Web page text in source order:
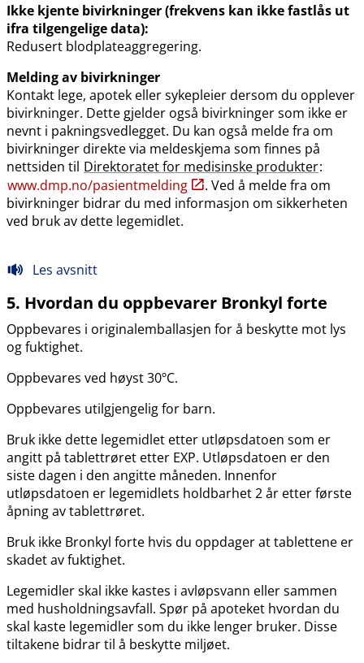
Ikke kjente bivirkninger (frekvens kan ikke fastlås ut
ifra tilgengelige data):
Redusert blodplateaggregering.
Melding av bivirkninger
Kontakt lege, apotek eller sykepleier dersom du opplever
bivirkninger. Dette gjelder også bivirkninger som ikke er
nevnt i pakningsvedlegget. Du kan også melde fra om
bivirkninger direkte via meldeskjema som finnes på
nettsiden til Direktoratet for medisinske produkter:
www.dmp.no​/​pasientmelding
. Ved å melde fra om
bivirkninger bidrar du med informasjon om sikkerheten
ved bruk av dette legemidlet.
Les avsnitt
5. Hvordan du oppbevarer Bronkyl forte
Oppbevares i originalemballasjen for å beskytte mot lys
og fuktighet.
Oppbevares ved høyst 30ºC.
Oppbevares utilgjengelig for barn.
Bruk ikke dette legemidlet etter utløpsdatoen som er
angitt på tablettrøret etter EXP. Utløpsdatoen er den
siste dagen i den angitte måneden. Innenfor
utløpsdatoen er legemidlets holdbarhet 2 år etter første
åpning av tablettrøret.
Bruk ikke Bronkyl forte hvis du oppdager at tablettene er
skadet av fuktighet.
Legemidler skal ikke kastes i avløpsvann eller sammen
med husholdningsavfall. Spør på apoteket hvordan du
skal kaste legemidler som du ikke lenger bruker. Disse
tiltakene bidrar til å beskytte miljøet.